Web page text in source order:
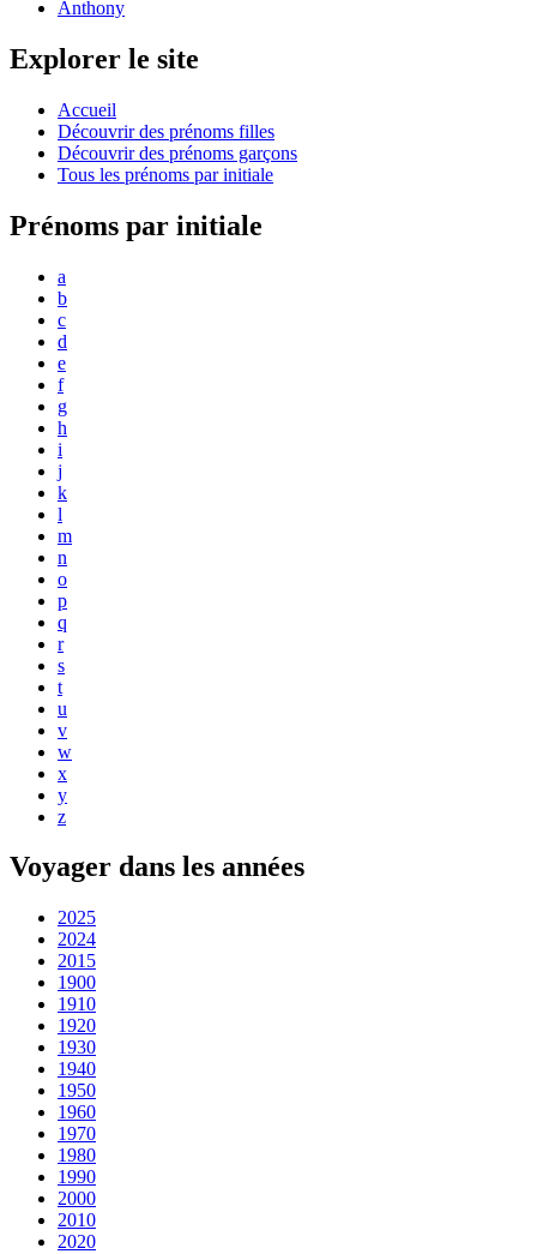
Anthony
Explorer le site
Accueil
Découvrir des prénoms filles
Découvrir des prénoms garçons
Tous les prénoms par initiale
Prénoms par initiale
a
b
c
d
e
f
g
h
i
j
k
l
m
n
o
p
q
r
s
t
u
v
w
x
y
z
Voyager dans les années
2025
2024
2015
1900
1910
1920
1930
1940
1950
1960
1970
1980
1990
2000
2010
2020